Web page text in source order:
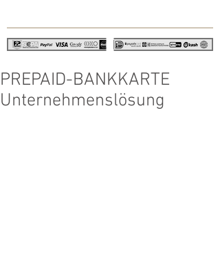
PREPAID-BANKKARTE
Unternehmenslösung